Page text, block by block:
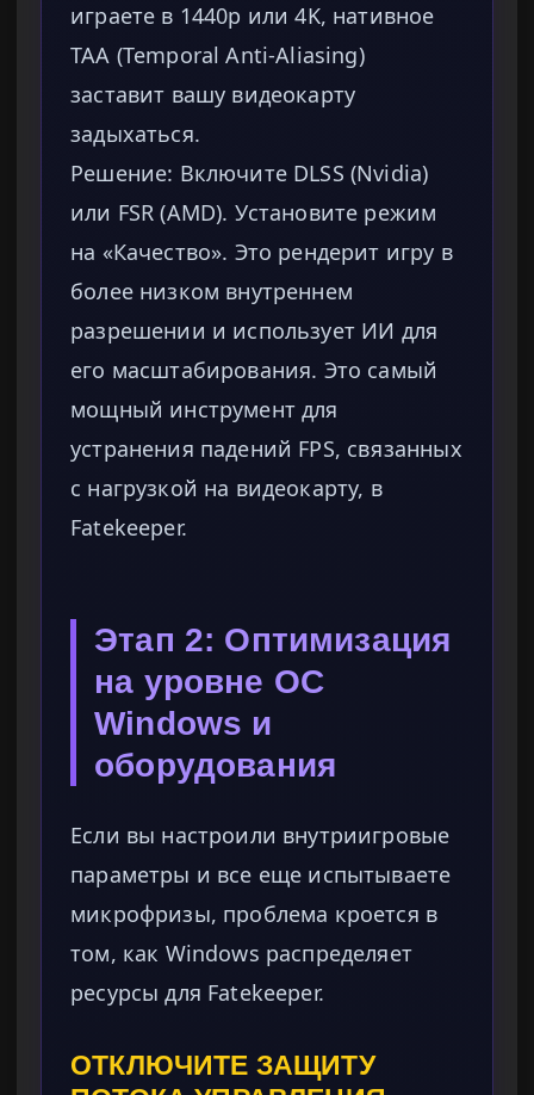
играете в 1440p или 4K, нативное
TAA (Temporal Anti-Aliasing)
заставит вашу видеокарту
задыхаться.
Решение: Включите DLSS (Nvidia)
или FSR (AMD). Установите режим
на «Качество». Это рендерит игру в
более низком внутреннем
разрешении и использует ИИ для
его масштабирования. Это самый
мощный инструмент для
устранения падений FPS, связанных
с нагрузкой на видеокарту, в
Fatekeeper.
Этап 2: Оптимизация
на уровне ОС
Windows и
оборудования
Если вы настроили внутриигровые
параметры и все еще испытываете
микрофризы, проблема кроется в
том, как Windows распределяет
ресурсы для Fatekeeper.
ОТКЛЮЧИТЕ ЗАЩИТУ